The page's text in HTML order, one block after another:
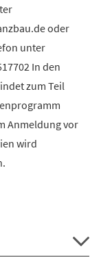
oder
unter
In den
zum Teil
Anmeldung vor
wird